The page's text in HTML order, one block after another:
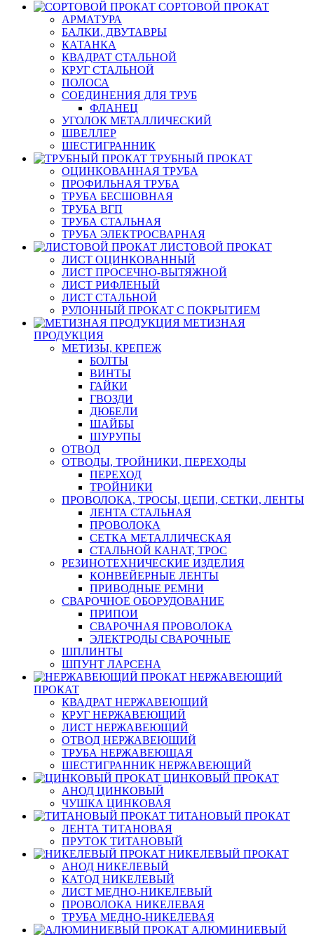
СОРТОВОЙ ПРОКАТ
АРМАТУРА
БАЛКИ, ДВУТАВРЫ
КАТАНКА
КВАДРАТ СТАЛЬНОЙ
КРУГ СТАЛЬНОЙ
ПОЛОСА
СОЕДИНЕНИЯ ДЛЯ ТРУБ
ФЛАНЕЦ
УГОЛОК МЕТАЛЛИЧЕСКИЙ
ШВЕЛЛЕР
ШЕСТИГРАННИК
ТРУБНЫЙ ПРОКАТ
ОЦИНКОВАННАЯ ТРУБА
ПРОФИЛЬНАЯ ТРУБА
ТРУБА БЕСШОВНАЯ
ТРУБА ВГП
ТРУБА СТАЛЬНАЯ
ТРУБА ЭЛЕКТРОСВАРНАЯ
ЛИСТОВОЙ ПРОКАТ
ЛИСТ ОЦИНКОВАННЫЙ
ЛИСТ ПРОСЕЧНО-ВЫТЯЖНОЙ
ЛИСТ РИФЛЕНЫЙ
ЛИСТ СТАЛЬНОЙ
РУЛОННЫЙ ПРОКАТ С ПОКРЫТИЕМ
МЕТИЗНАЯ
ПРОДУКЦИЯ
МЕТИЗЫ, КРЕПЕЖ
БОЛТЫ
ВИНТЫ
ГАЙКИ
ГВОЗДИ
ДЮБЕЛИ
ШАЙБЫ
ШУРУПЫ
ОТВОД
ОТВОДЫ, ТРОЙНИКИ, ПЕРЕХОДЫ
ПЕРЕХОД
ТРОЙНИКИ
ПРОВОЛОКА, ТРОСЫ, ЦЕПИ, СЕТКИ, ЛЕНТЫ
ЛЕНТА СТАЛЬНАЯ
ПРОВОЛОКА
СЕТКА МЕТАЛЛИЧЕСКАЯ
СТАЛЬНОЙ КАНАТ, ТРОС
РЕЗИНОТЕХНИЧЕСКИЕ ИЗДЕЛИЯ
КОНВЕЙЕРНЫЕ ЛЕНТЫ
ПРИВОДНЫЕ РЕМНИ
СВАРОЧНОЕ ОБОРУДОВАНИЕ
ПРИПОИ
СВАРОЧНАЯ ПРОВОЛОКА
ЭЛЕКТРОДЫ СВАРОЧНЫЕ
ШПЛИНТЫ
ШПУНТ ЛАРСЕНА
НЕРЖАВЕЮЩИЙ
ПРОКАТ
КВАДРАТ НЕРЖАВЕЮЩИЙ
КРУГ НЕРЖАВЕЮЩИЙ
ЛИСТ НЕРЖАВЕЮЩИЙ
ОТВОД НЕРЖАВЕЮЩИЙ
ТРУБА НЕРЖАВЕЮЩАЯ
ШЕСТИГРАННИК НЕРЖАВЕЮЩИЙ
ЦИНКОВЫЙ ПРОКАТ
АНОД ЦИНКОВЫЙ
ЧУШКА ЦИНКОВАЯ
ТИТАНОВЫЙ ПРОКАТ
ЛЕНТА ТИТАНОВАЯ
ПРУТОК ТИТАНОВЫЙ
НИКЕЛЕВЫЙ ПРОКАТ
АНОД НИКЕЛЕВЫЙ
КАТОД НИКЕЛЕВЫЙ
ЛИСТ МЕДНО-НИКЕЛЕВЫЙ
ПРОВОЛОКА НИКЕЛЕВАЯ
ТРУБА МЕДНО-НИКЕЛЕВАЯ
АЛЮМИНИЕВЫЙ